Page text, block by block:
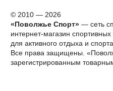
© 2010 — 2026
«Поволжье Спорт»— сеть
интернет-магазин
для активного отдыха и спорта
Все права защищены.
зарегистрированным